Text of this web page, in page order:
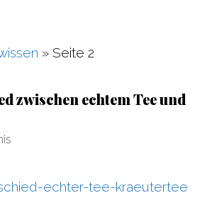
» Seite 2
zwischen echtem Tee und